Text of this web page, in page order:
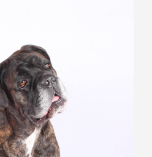
SCC.ASSO.FR